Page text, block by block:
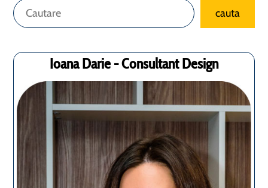
Caută cauta
Ioana Darie - Consultant Design